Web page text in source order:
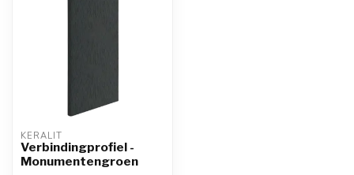
KERALIT
Verbindingprofiel -
Monumentengroen